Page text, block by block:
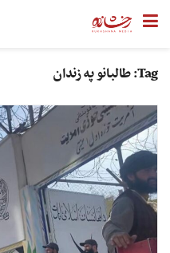
Tag: طالبانو په زندان